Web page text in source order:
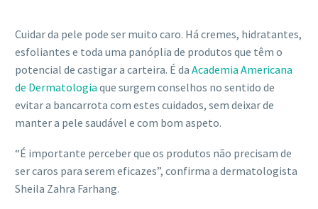
Cuidar da pele pode ser muito caro. Há cremes, hidratantes,
esfoliantes e toda uma panóplia de produtos que têm o
potencial de castigar a carteira. É da Academia Americana
de Dermatologia que surgem conselhos no sentido de
evitar a bancarrota com estes cuidados, sem deixar de
manter a pele saudável e com bom aspeto.
“É importante perceber que os produtos não precisam de
ser caros para serem eficazes”, confirma a dermatologista
Sheila Zahra Farhang.